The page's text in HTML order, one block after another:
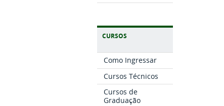
CURSOS
Como Ingressar
Cursos Técnicos
Cursos de
Graduação